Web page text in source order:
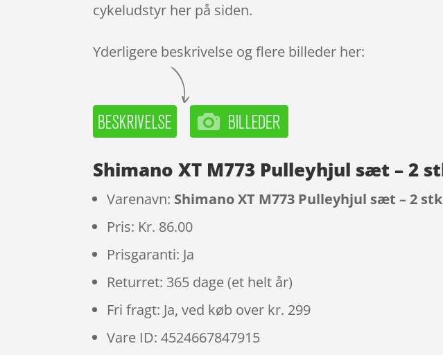
cykeludstyr her på siden.
Yderligere beskrivelse og flere billeder her:
Shimano XT M773 Pulleyhjul sæt – 2
Varenavn: Shimano XT M773 Pulleyhjul sæt – 2
Pris: Kr. 86.00
Prisgaranti: Ja
Returret: 365 dage (et helt år)
Fri fragt: Ja, ved køb over kr. 299
Vare ID: 4524667847915